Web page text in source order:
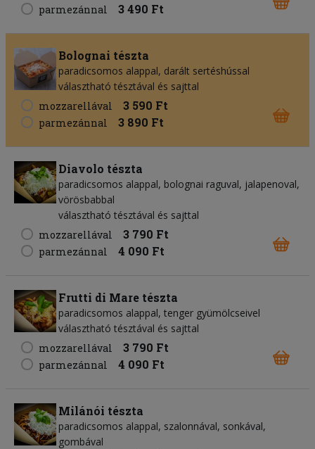
parmezánnal 3 490 Ft
Bolognai tészta
paradicsomos alappal, darált sertéshússal
választható tésztával és sajttal
mozzarellával
3 590 Ft
parmezánnal 3 890 Ft
Diavolo tészta
paradicsomos alappal, bolognai raguval, jalapenoval,
vörösbabbal
választható tésztával és sajttal
mozzarellával
3 790 Ft
parmezánnal 4 090 Ft
Frutti di Mare tészta
paradicsomos alappal, tenger gyümölcseivel
választható tésztával és sajttal
mozzarellával
3 790 Ft
parmezánnal 4 090 Ft
Milánói tészta
paradicsomos alappal, szalonnával, sonkával,
gombával